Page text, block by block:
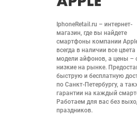
IphoneRetail.ru – интернет-
магазин, где вы найдете
смартфоны компании
всегда в наличии все цвета
модели айфонов, а цены –
низкие на рынке.
быструю и бесплатную
по Санкт-Петербургу, а
гарантии на каждый
Работаем для вас без
праздников.